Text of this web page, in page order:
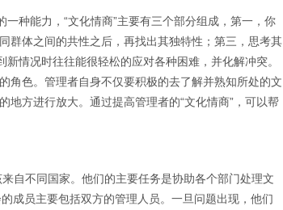
种能力，“文化情商”主要有三个部分组成，第一，你
群体之间的共性之后，再找出其独特性；第三，思考其
情况时往往能很轻松的应对各种困难，并化解冲突。
角色。管理者自身不仅要积极的去了解并熟知所处的文
方进行放大。通过提高管理者的“文化情商”，可以帮
不同国家。他们的主要任务是协助各个部门处理文
成员主要包括双方的管理人员。一旦问题出现，他们